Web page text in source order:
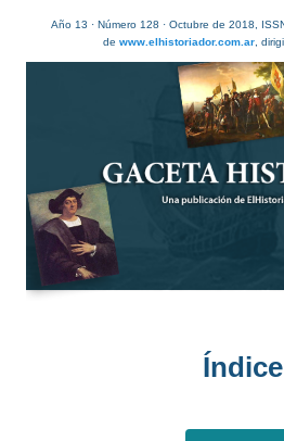
Año 13 · Número 128 · Octubre de 2018,
de www.elhistoriador.com.ar ,
Índice​